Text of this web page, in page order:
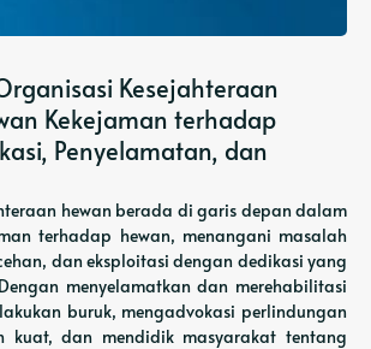
Kesejahteraan
Kekejaman terhadap
Penyelamatan, dan
hewan berada di garis depan dalam
terhadap hewan, menangani masalah
dan eksploitasi dengan dedikasi yang
menyelamatkan dan merehabilitasi
buruk, mengadvokasi perlindungan
kuat, dan mendidik masyarakat tentang